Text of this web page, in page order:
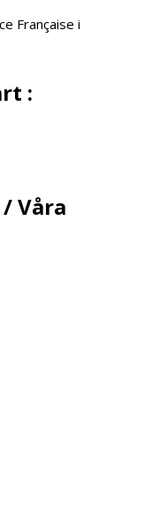
Française i
:
/Våra